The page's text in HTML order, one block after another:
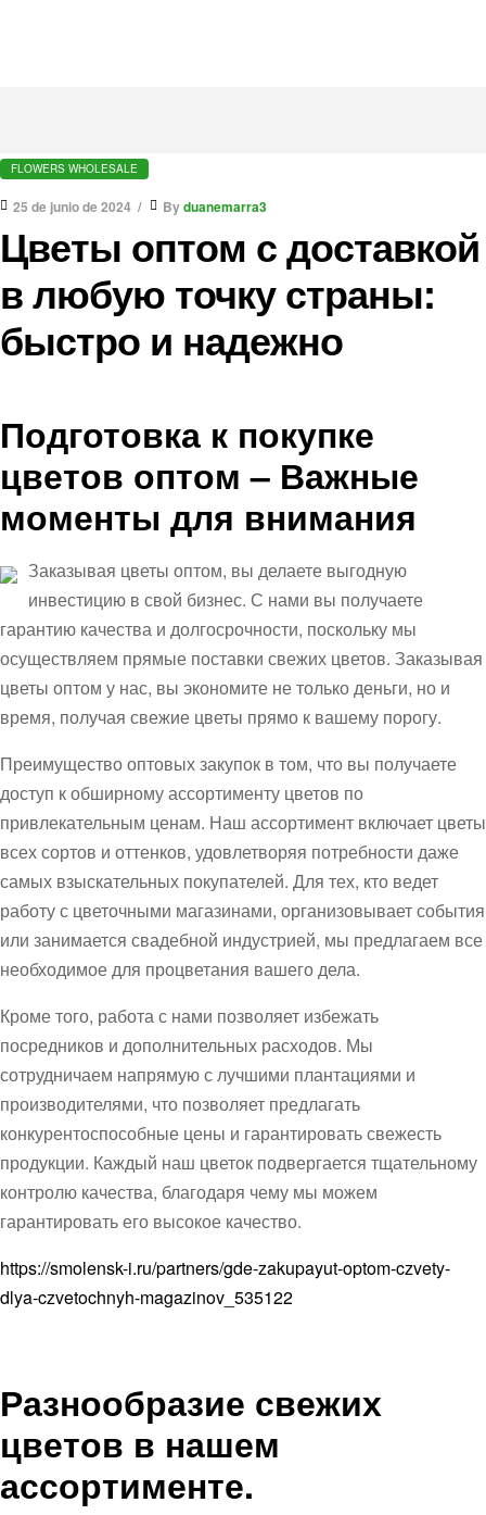
FLOWERS WHOLESALE
25 de junio de 2024 Byduanemarra3
Цветы оптом с доставкой
в любую точку страны:
быстро и надежно
Подготовка к покупке
цветов оптом – Важные
моменты для внимания
Заказывая цветы оптом, вы делаете выгодную
инвестицию в свой бизнес. С нами вы получаете
гарантию качества и долгосрочности, поскольку мы
осуществляем прямые поставки свежих цветов. Заказывая
цветы оптом у нас, вы экономите не только деньги, но и
время, получая свежие цветы прямо к вашему порогу.
Преимущество оптовых закупок в том, что вы получаете
доступ к обширному ассортименту цветов по
привлекательным ценам. Наш ассортимент включает цветы
всех сортов и оттенков, удовлетворяя потребности даже
самых взыскательных покупателей. Для тех, кто ведет
работу с цветочными магазинами, организовывает события
или занимается свадебной индустрией, мы предлагаем все
необходимое для процветания вашего дела.
Кроме того, работа с нами позволяет избежать
посредников и дополнительных расходов. Мы
сотрудничаем напрямую с лучшими плантациями и
производителями, что позволяет предлагать
конкурентоспособные цены и гарантировать свежесть
продукции. Каждый наш цветок подвергается тщательному
контролю качества, благодаря чему мы можем
гарантировать его высокое качество.
https://smolensk-i.ru/partners/gde-zakupayut-optom-czvety-
dlya-czvetochnyh-magazinov_535122
Разнообразие свежих
цветов в нашем
ассортименте.